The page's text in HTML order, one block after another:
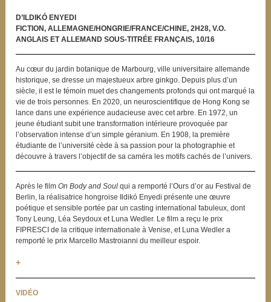
D’ILDIKÓ ENYEDI
FICTION, ALLEMAGNE/HONGRIE/FRANCE/CHINE, 2H28, V.O.
ANGLAIS ET ALLEMAND SOUS-TITRÉE FRANÇAIS, 10/16
Au cœur du jardin botanique de Marbourg, ville universitaire allemande
historique, se dresse un majestueux arbre ginkgo. Depuis plus d’un
siècle, il est le témoin muet des changements profonds qui ont marqué la
vie de trois personnes. En 2020, un neuroscientifique de Hong Kong se
lance dans une expérience audacieuse avec cet arbre. En 1972, un
jeune étudiant subit une transformation intérieure provoquée par
l’observation intense d’un simple géranium. En 1908, la première
étudiante de l’université cède à sa passion pour la photographie et
découvre à travers l’objectif de sa caméra les motifs cachés de l’univers.
Après le film On Body and Soul qui a remporté l’Ours d’or au Festival de
Berlin, la réalisatrice hongroise Ildikó Enyedi présente une œuvre
poétique et sensible portée par un casting international fabuleux, dont
Tony Leung, Léa Seydoux et Luna Wedler. Le film a reçu le prix
FIPRESCI de la critique internationale à Venise, et Luna Wedler a
remporté le prix Marcello Mastroianni du meilleur espoir.
+
VIDÉO